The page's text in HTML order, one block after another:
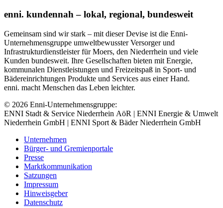
enni. kundennah – lokal, regional, bundesweit
Gemeinsam sind wir stark – mit dieser Devise ist die Enni-
Unternehmensgruppe umweltbewusster Versorger und
Infrastrukturdienstleister für Moers, den Niederrhein und viele
Kunden bundesweit. Ihre Gesellschaften bieten mit Energie,
kommunalen Dienstleistungen und Freizeitspaß in Sport- und
Bädereinrichtungen Produkte und Services aus einer Hand.
enni. macht Menschen das Leben leichter.
© 2026 Enni-Unternehmensgruppe:
ENNI Stadt & Service Niederrhein AöR | ENNI Energie & Umwelt
Niederrhein GmbH | ENNI Sport & Bäder Niederrhein GmbH
Unternehmen
Bürger- und Gremienportale
Presse
Marktkommunikation
Satzungen
Impressum
Hinweisgeber
Datenschutz